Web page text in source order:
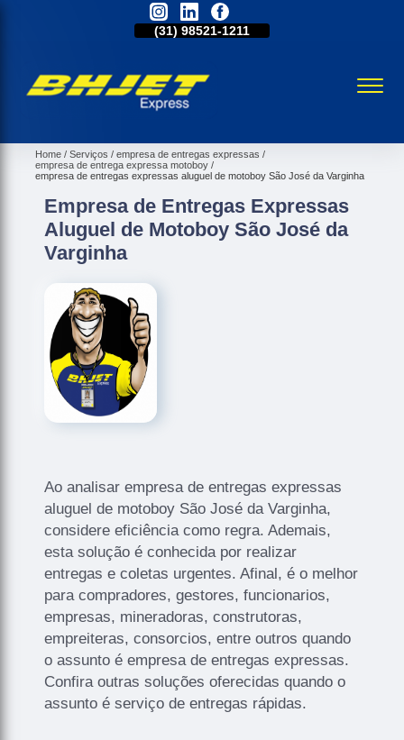
(31) 98521-1211
Home Serviços
empresa de entregas expressas
empresa de entrega expressa motoboy
empresa de entregas expressas aluguel de motoboy São José da Varginha
Empresa de Entregas Expressas
Aluguel de Motoboy São José da
Varginha
Ao analisar empresa de entregas expressas
aluguel de motoboy São José da Varginha,
considere eficiência como regra. Ademais,
esta solução é conhecida por realizar
entregas e coletas urgentes. Afinal, é o melhor
para compradores, gestores, funcionarios,
empresas, mineradoras, construtoras,
empreiteras, consorcios, entre outros quando
o assunto é empresa de entregas expressas.
Confira outras soluções oferecidas quando o
assunto é serviço de entregas rápidas.